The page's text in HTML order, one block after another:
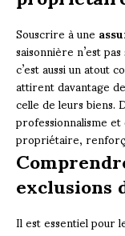
Souscrire à une
saisonnière n’est
c’est aussi un atout
attirent davantage
celle de leurs biens.
professionnalisme
propriétaire,
exclusions
Il est essentiel